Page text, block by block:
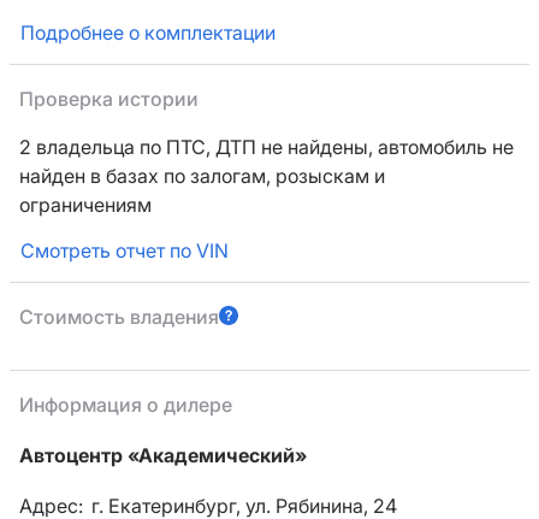
Подробнее о комплектации
Проверка истории
2 владельца по ПТС, ДТП не найдены, автомобиль не
найден в базах по залогам, розыскам и
ограничениям
Смотреть отчет по VIN
Стоимость владения
Информация о дилере
Автоцентр «Академический»
Адрес: г. Екатеринбург, ул. Рябинина, 24